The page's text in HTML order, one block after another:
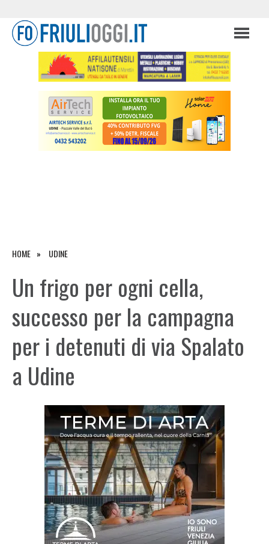
HOME UDINE
Un frigo per ogni cella,
successo per la campagna
per i detenuti di via Spalato
a Udine